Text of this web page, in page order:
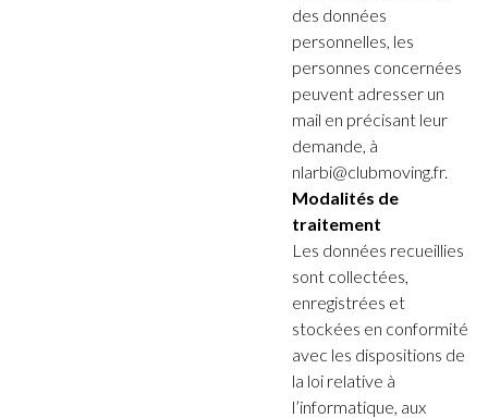
des données
personnelles, les
personnes concernées
peuvent adresser un
mail en précisant leur
demande, à
nlarbi@clubmoving.fr.
Modalités de
traitement
Les données recueillies
sont collectées,
enregistrées et
stockées en conformité
avec les dispositions de
la loi relative à
l’informatique, aux